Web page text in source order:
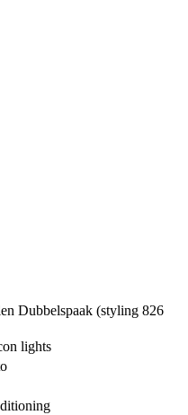
Dubbelspaak (styling 826
lights